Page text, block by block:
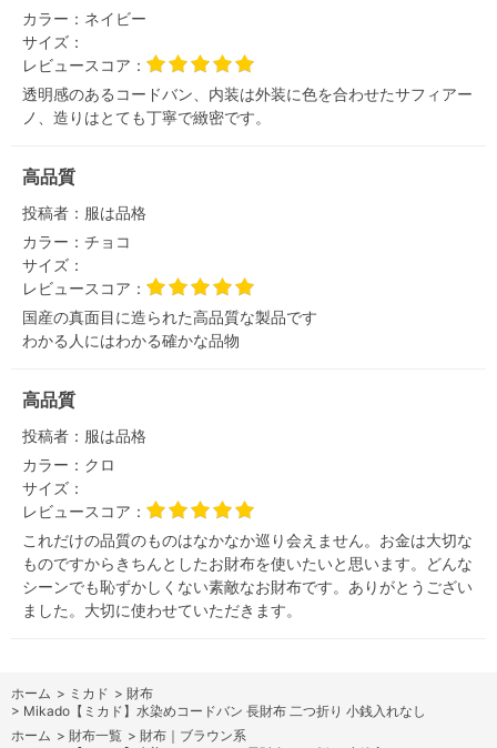
カラー： ネイビー
サイズ：
レビュースコア：
透明感のあるコードバン、内装は外装に色を合わせたサフィアー
ノ、造りはとても丁寧で緻密です。
高品質
投稿者： 服は品格
カラー： チョコ
サイズ：
レビュースコア：
国産の真面目に造られた高品質な製品です
わかる人にはわかる確かな品物
高品質
投稿者： 服は品格
カラー： クロ
サイズ：
レビュースコア：
これだけの品質のものはなかなか巡り会えません。お金は大切な
ものですからきちんとしたお財布を使いたいと思います。どんな
シーンでも恥ずかしくない素敵なお財布です。ありがとうござい
ました。大切に使わせていただきます。
ホーム > ミカド > 財布
> Mikado【ミカド】水染めコードバン 長財布 二つ折り 小銭入れなし
ホーム > 財布一覧 > 財布｜ブラウン系